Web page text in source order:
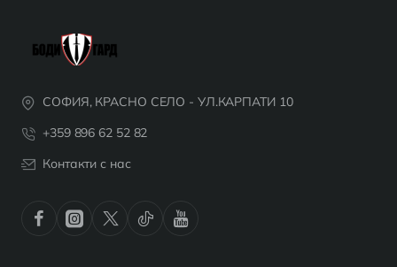
СОФИЯ, КРАСНО СЕЛО - УЛ.КАРПАТИ 10
+359 896 62 52 82
Контакти с нас